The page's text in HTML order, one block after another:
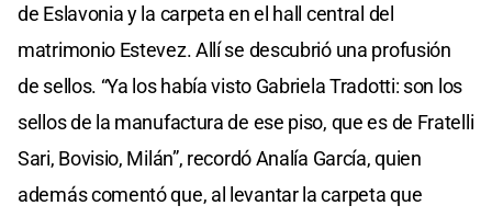
de Eslavonia y la carpeta en el hall central del
matrimonio Estevez. Allí se descubrió una profusión
de sellos. “Ya los había visto Gabriela Tradotti: son los
sellos de la manufactura de ese piso, que es de Fratelli
Sari, Bovisio, Milán”, recordó Analía García, quien
además comentó que, al levantar la carpeta que